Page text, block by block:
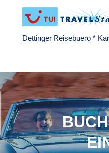
Dettinger Reisebuero *